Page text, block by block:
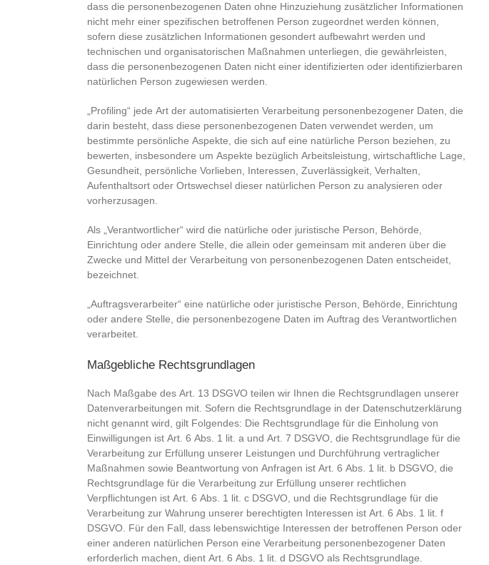
dass die personenbezogenen Daten ohne Hinzuziehung zusätzlicher Informationen
nicht mehr einer spezifischen betroffenen Person zugeordnet werden können,
sofern diese zusätzlichen Informationen gesondert aufbewahrt werden und
technischen und organisatorischen Maßnahmen unterliegen, die gewährleisten,
dass die personenbezogenen Daten nicht einer identifizierten oder identifizierbaren
natürlichen Person zugewiesen werden.
„Profiling“ jede Art der automatisierten Verarbeitung personenbezogener Daten, die
darin besteht, dass diese personenbezogenen Daten verwendet werden, um
bestimmte persönliche Aspekte, die sich auf eine natürliche Person beziehen, zu
bewerten, insbesondere um Aspekte bezüglich Arbeitsleistung, wirtschaftliche Lage,
Gesundheit, persönliche Vorlieben, Interessen, Zuverlässigkeit, Verhalten,
Aufenthaltsort oder Ortswechsel dieser natürlichen Person zu analysieren oder
vorherzusagen.
Als „Verantwortlicher“ wird die natürliche oder juristische Person, Behörde,
Einrichtung oder andere Stelle, die allein oder gemeinsam mit anderen über die
Zwecke und Mittel der Verarbeitung von personenbezogenen Daten entscheidet,
bezeichnet.
„Auftragsverarbeiter“ eine natürliche oder juristische Person, Behörde, Einrichtung
oder andere Stelle, die personenbezogene Daten im Auftrag des Verantwortlichen
verarbeitet.
Maßgebliche Rechtsgrundlagen
Nach Maßgabe des Art. 13 DSGVO teilen wir Ihnen die Rechtsgrundlagen unserer
Datenverarbeitungen mit. Sofern die Rechtsgrundlage in der Datenschutzerklärung
nicht genannt wird, gilt Folgendes: Die Rechtsgrundlage für die Einholung von
Einwilligungen ist Art. 6 Abs. 1 lit. a und Art. 7 DSGVO, die Rechtsgrundlage für die
Verarbeitung zur Erfüllung unserer Leistungen und Durchführung vertraglicher
Maßnahmen sowie Beantwortung von Anfragen ist Art. 6 Abs. 1 lit. b DSGVO, die
Rechtsgrundlage für die Verarbeitung zur Erfüllung unserer rechtlichen
Verpflichtungen ist Art. 6 Abs. 1 lit. c DSGVO, und die Rechtsgrundlage für die
Verarbeitung zur Wahrung unserer berechtigten Interessen ist Art. 6 Abs. 1 lit. f
DSGVO. Für den Fall, dass lebenswichtige Interessen der betroffenen Person oder
einer anderen natürlichen Person eine Verarbeitung personenbezogener Daten
erforderlich machen, dient Art. 6 Abs. 1 lit. d DSGVO als Rechtsgrundlage.